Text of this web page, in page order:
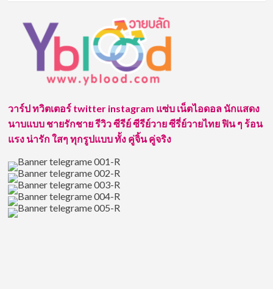
หลิว
พัฒน์
หวาน
ละมุ
น่า
รัก
วาร์ป ทวิตเตอร์ twitter instagram แซ่บ เน็ตไอดอล นักแสดง
นาบแบบ ชายรักชาย รีวิว ซีรีย์ ซีรีย์วาย ซีรี่ย์วายไทย ฟิน ๆ ร้อน
แรง น่ารัก ใสๆ ทุกรูปแบบ ทั้ง คู่จิ้น คู่จริง